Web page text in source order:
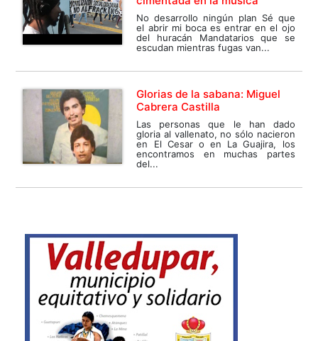
No desarrollo ningún plan Sé que
el abrir mi boca es entrar en el ojo
del huracán Mandatarios que se
escudan mientras fugas van...
Glorias de la sabana: Miguel
Cabrera Castilla
Las personas que le han dado
gloria al vallenato, no sólo nacieron
en El Cesar o en La Guajira, los
encontramos en muchas partes
del...